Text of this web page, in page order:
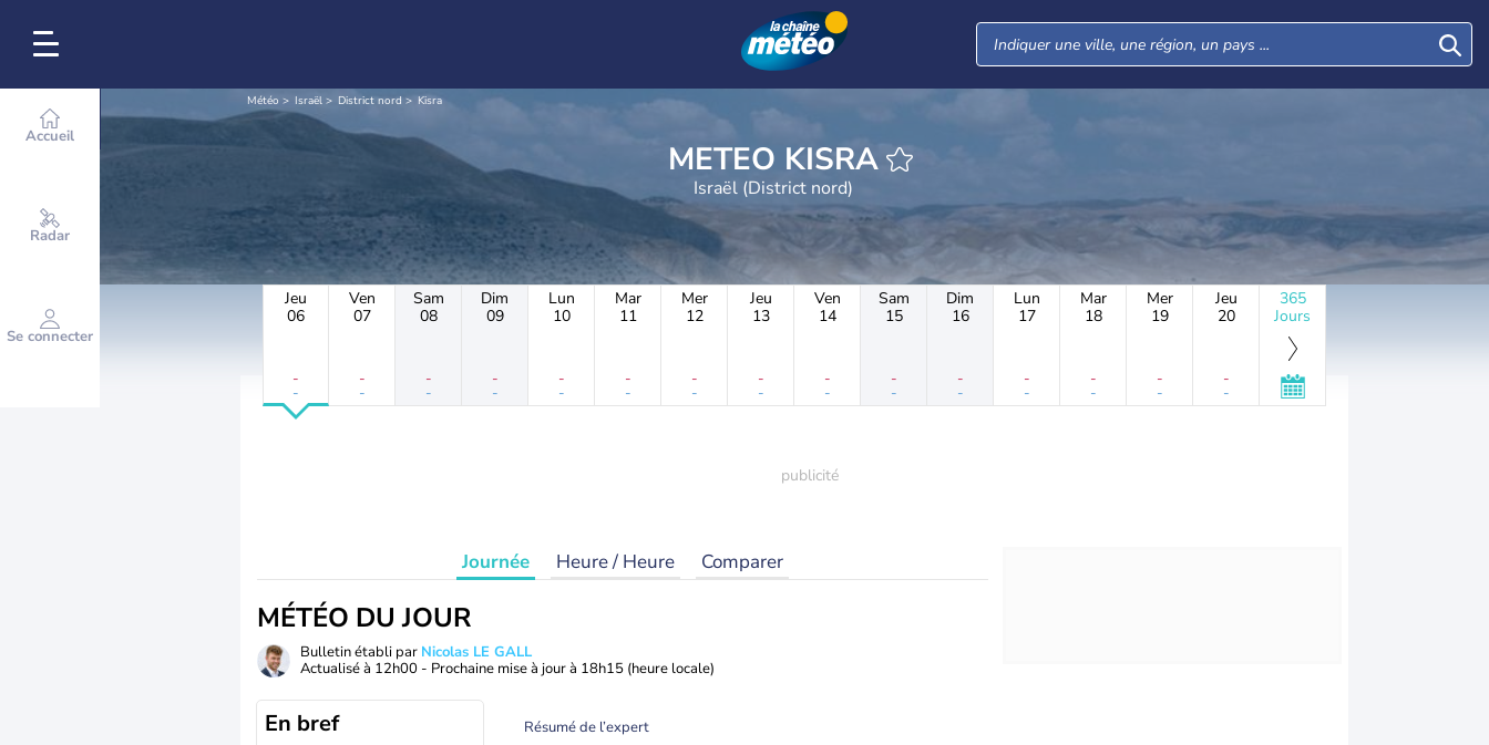
Accueil
Radar
Se connecter
Météo Israël District nord Kisra
METEO KISRA
Israël (District nord)
Jeu
06
-
-
Ven
07
-
-
Sam
08
-
-
Dim
09
-
-
Lun
10
-
-
Mar
11
-
-
Mer
12
-
-
Jeu
13
-
-
Ven
14
-
-
Sam
15
-
-
Dim
16
-
-
Lun
17
-
-
Mar
18
-
-
Mer
19
-
-
Jeu
20
-
-
365
Jours
Journée Heure / Heure Comparer
MÉTÉO DU JOUR
Bulletin établi par Nicolas LE GALL
Actualisé à 12h00 - Prochaine mise à jour à 18h15 (heure locale)
En bref Résumé de l’expert